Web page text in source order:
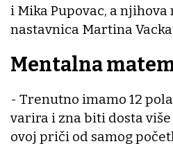
i Mika Pupovac, a
nastavnica Martina
Mentalna
- Trenutno imamo 12
varira i zna biti dosta više
ovoj priči od samog